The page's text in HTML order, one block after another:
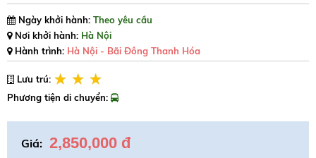
Ngày khởi hành: Theo yêu cầu
Nơi khởi hành: Hà Nội
Hành trình: Hà Nội - Bãi Đông Thanh Hóa
Lưu trú:
Phương tiện di chuyển:
Giá: 2,850,000 đ